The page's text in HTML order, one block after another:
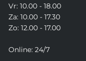
Vr: 10.00 - 18.00
Za: 10.00 - 17.30
Zo: 12.00 - 17.00
Online: 24/7